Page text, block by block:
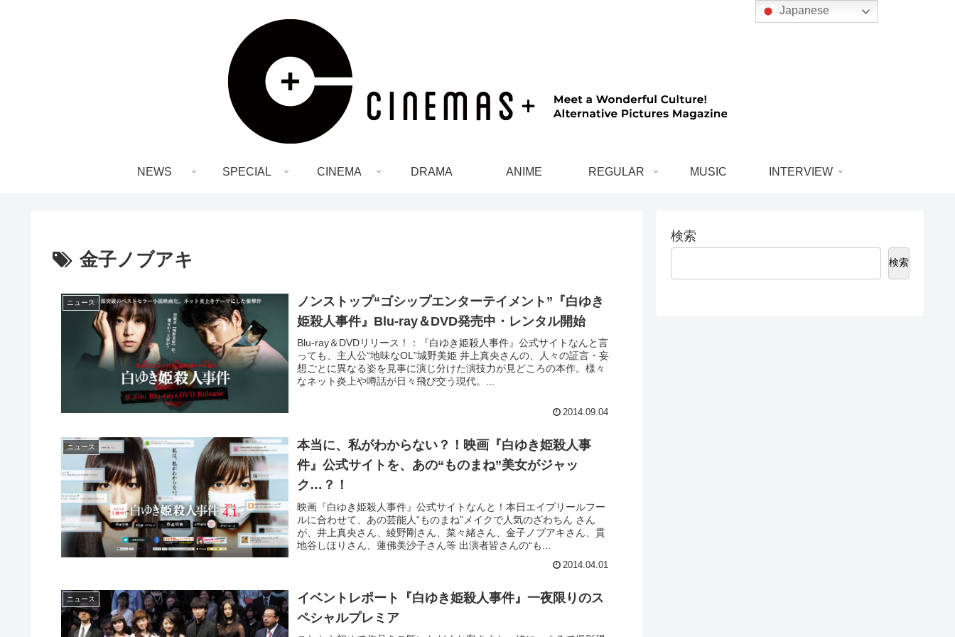
NEWS SPECIAL CINEMA DRAMA ANIME REGULAR MUSIC INTERVIEW
金子ノブアキ
ニュース
ノンストップ“ゴシップエンターテイメント”『白ゆき
姫殺人事件』Blu-ray＆DVD発売中・レンタル開始
Blu-ray＆DVDリリース！：『白ゆき姫殺人事件』公式サイトなんと言
っても、主人公“地味なOL”城野美姫 井上真央さんの、人々の証言・妄
想ごとに異なる姿を見事に演じ分けた演技力が見どころの本作。様々
なネット炎上や噂話が日々飛び交う現代。...
2014.09.04
ニュース
本当に、私がわからない？！映画『白ゆき姫殺人事
件』公式サイトを、あの“ものまね”美女がジャッ
ク…？！
映画『白ゆき姫殺人事件』公式サイトなんと！本日エイプリールフー
ルに合わせて、あの芸能人“ものまね”メイクで人気のざわちん さん
が、井上真央さん、綾野剛さん、菜々緒さん、金子ノブアキさん、貫
地谷しほりさん、蓮佛美沙子さん等 出演者皆さんの“も...
2014.04.01
ニュース
イベントレポート『白ゆき姫殺人事件』一夜限りのス
ペシャルプレミア
検索
検索
Japanese